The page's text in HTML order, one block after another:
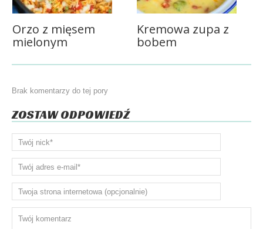
Orzo z mięsem
mielonym
Kremowa zupa z
bobem
Brak komentarzy do tej pory
ZOSTAW ODPOWIEDŹ